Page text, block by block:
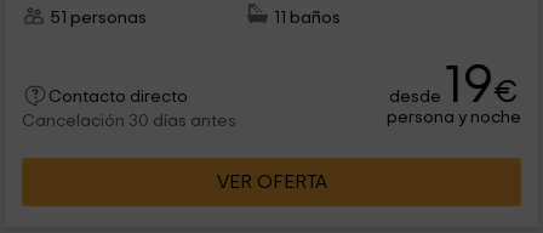
51 personas
11 baños
Contacto directo
Cancelación 30 días antes
desde 19€
persona y noche
VER OFERTA